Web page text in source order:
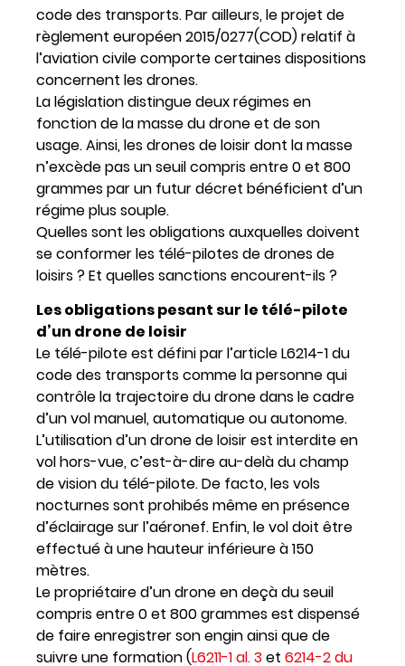
code des transports. Par ailleurs, le projet de
règlement européen 2015/0277(COD) relatif à
l’aviation civile comporte certaines dispositions
concernent les drones.
La législation distingue deux régimes en
fonction de la masse du drone et de son
usage. Ainsi, les drones de loisir dont la masse
n’excède pas un seuil compris entre 0 et 800
grammes par un futur décret bénéficient d’un
régime plus souple.
Quelles sont les obligations auxquelles doivent
se conformer les télé-pilotes de drones de
loisirs ? Et quelles sanctions encourent-ils ?
Les obligations pesant sur le télé-pilote
d’un drone de loisir
Le télé-pilote est défini par l’article L6214-1 du
code des transports comme la personne qui
contrôle la trajectoire du drone dans le cadre
d’un vol manuel, automatique ou autonome.
L’utilisation d’un drone de loisir est interdite en
vol hors-vue, c’est-à-dire au-delà du champ
de vision du télé-pilote. De facto, les vols
nocturnes sont prohibés même en présence
d’éclairage sur l’aéronef. Enfin, le vol doit être
effectué à une hauteur inférieure à 150
mètres.
Le propriétaire d’un drone en deçà du seuil
compris entre 0 et 800 grammes est dispensé
de faire enregistrer son engin ainsi que de
suivre une formation (L6211-1 al. 3et 6214-2 du